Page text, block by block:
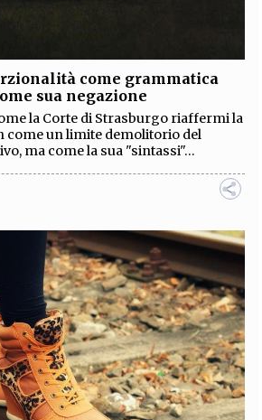
SOCIAL MEDIA
come grammatica
sua negazione
la Corte di Strasburgo riaffermi la
un limite demolitorio del
ma come la sua "sintassi"...